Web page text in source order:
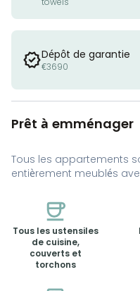
Dépôt de garantie
€3690
Prêt à emménager
Tous les appartements
entièrement meublés
Tous les ustensiles
de cuisine,
couverts et
torchons